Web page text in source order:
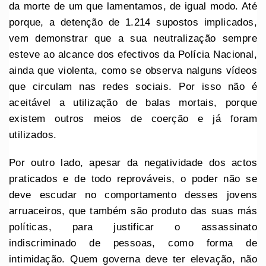
da morte de um que lamentamos, de igual modo. Até
porque, a detenção de 1.214 supostos implicados,
vem demonstrar que a sua neutralização sempre
esteve ao alcance dos efectivos da Polícia Nacional,
ainda que violenta, como se observa nalguns vídeos
que circulam nas redes sociais. Por isso não é
aceitável a utilização de balas mortais, porque
existem outros meios de coerção e já foram
utilizados.
Por outro lado, apesar da negatividade dos actos
praticados e de todo reprováveis, o poder não se
deve escudar no comportamento desses jovens
arruaceiros, que também são produto das suas más
políticas, para justificar o assassinato
indiscriminado de pessoas, como forma de
intimidação. Quem governa deve ter elevação, não